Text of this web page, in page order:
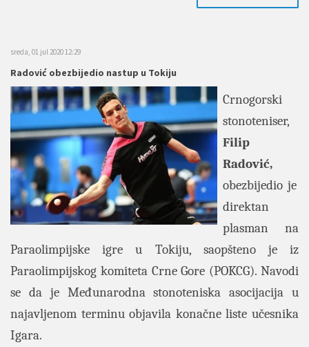
sreda, 01 jul 2020 12:29
Radović obezbijedio nastup u Tokiju
Crnogorski
stonoteniser,
Filip
Radović,
obezbijedio je
direktan
plasman na
Paraolimpijske igre u Tokiju, saopšteno je iz
Paraolimpijskog komiteta Crne Gore (POKCG). Navodi
se da je Međunarodna stonoteniska asocijacija u
najavljenom terminu objavila konačne liste učesnika
Igara.